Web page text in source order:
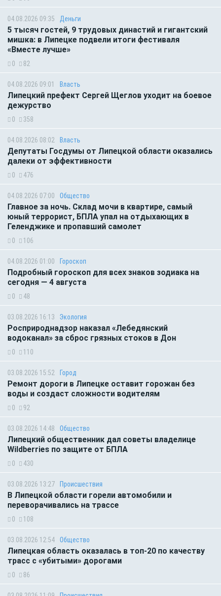
04.08.2026 09:35 Деньги
5 тысяч гостей, 9 трудовых династий и гигантский
мишка: в Липецке подвели итоги фестиваля
«Вместе лучше»
0 82
04.08.2026 09:01 Власть
Липецкий префект Сергей Щеглов уходит на боевое
дежурство
0 358
04.08.2026 08:02 Власть
Депутаты Госдумы от Липецкой области оказались
далеки от эффективности
0 476
04.08.2026 07:00 Общество
Главное за ночь. Склад мочи в квартире, самый
юный террорист, БПЛА упал на отдыхающих в
Геленджике и пропавший самолет
0 106
04.08.2026 01:00 Гороскоп
Подробный гороскоп для всех знаков зодиака на
сегодня — 4 августа
0 48
03.08.2026 16:13 Экология
Росприроднадзор наказал «Лебедянский
водоканал» за сброс грязных стоков в Дон
0 110
03.08.2026 15:52 Город
Ремонт дороги в Липецке оставит горожан без
воды и создаст сложности водителям
0 92
03.08.2026 14:48 Общество
Липецкий общественник дал советы владелице
Wildberries по защите от БПЛА
0 430
03.08.2026 13:27 Происшествия
В Липецкой области горели автомобили и
переворачивались на трассе
0 108
03.08.2026 12:54 Общество
Липецкая область оказалась в топ-20 по качеству
трасс с «убитыми» дорогами
0 86